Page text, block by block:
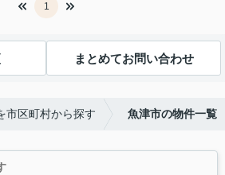
1
まとめてお問い合わせ
市区町村から探す 魚津市の物件一覧